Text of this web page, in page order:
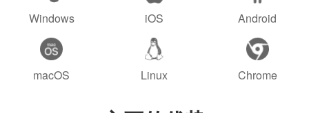
Windows iOS Android
macOS Linux Chrome